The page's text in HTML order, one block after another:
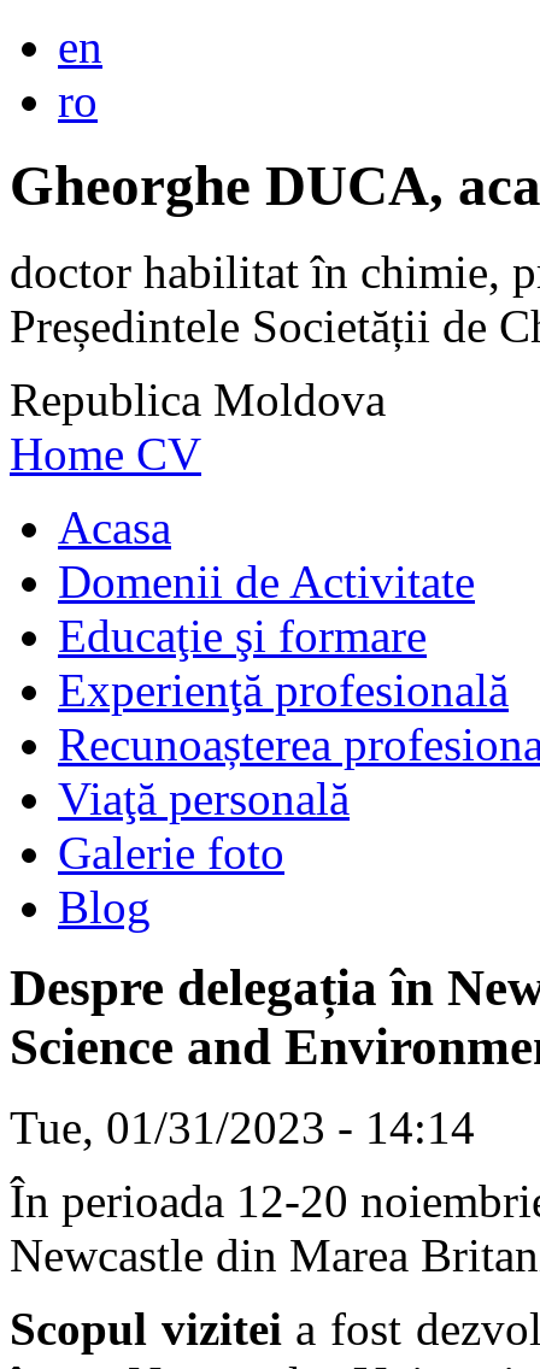
en
ro
Gheorghe DUCA,
doctor habilitat în chimie,
Președintele Societății de
Republica Moldova
Home CV
Acasa
Domenii de Activitate
Educaţie şi formare
Experienţă profesională
Recunoașterea
Viaţă personală
Galerie foto
Blog
Despre delegația în
Science and
Tue, 01/31/2023 - 14:14
În perioada 12-20
Newcastle din Marea
Scopul vizitei a fost